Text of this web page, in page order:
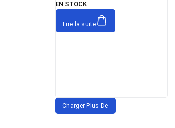
EN STOCK
Lire la suite
Charger Plus De